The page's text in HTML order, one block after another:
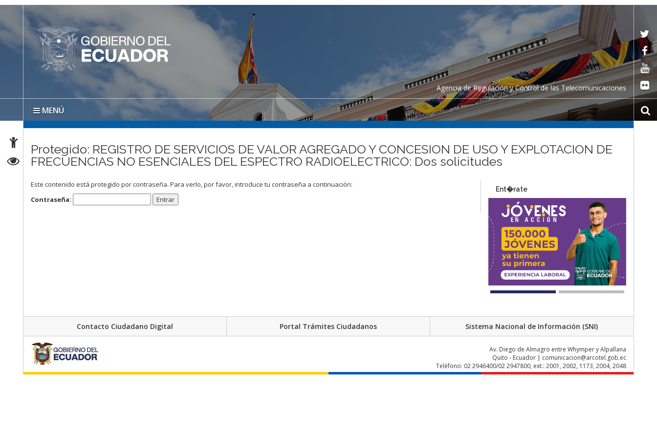
Agencia de Regulación y Control de las Telecomunicaciones
MENÚ
Protegido: REGISTRO DE SERVICIOS DE VALOR AGREGADO Y CONCESION DE USO Y EXPLOTACION DE
FRECUENCIAS NO ESENCIALES DEL ESPECTRO RADIOELECTRICO: Dos solicitudes
Este contenido está protegido por contraseña. Para verlo, por favor, introduce tu contraseña a continuación:
Contraseña:
Ent�rate
Contacto Ciudadano Digital Portal Trámites Ciudadanos Sistema Nacional de Información (SNI)
Av. Diego de Almagro entre Whymper y Alpallana
Quito - Ecuador | comunicacion@arcotel.gob.ec
Teléfono: 02 2946400/02 2947800, ext.: 2001, 2002, 1173, 2004, 2048